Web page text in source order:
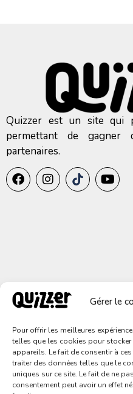
Gérer le
Pour offrir les meilleures
telles que les cookies pour
appareils. Le fait de consentir à
traiter des données telles que le
uniques sur ce site. Le fait de ne
consentement peut avoir un effet
Quizzer est un site qui
permettant de
partenaires.